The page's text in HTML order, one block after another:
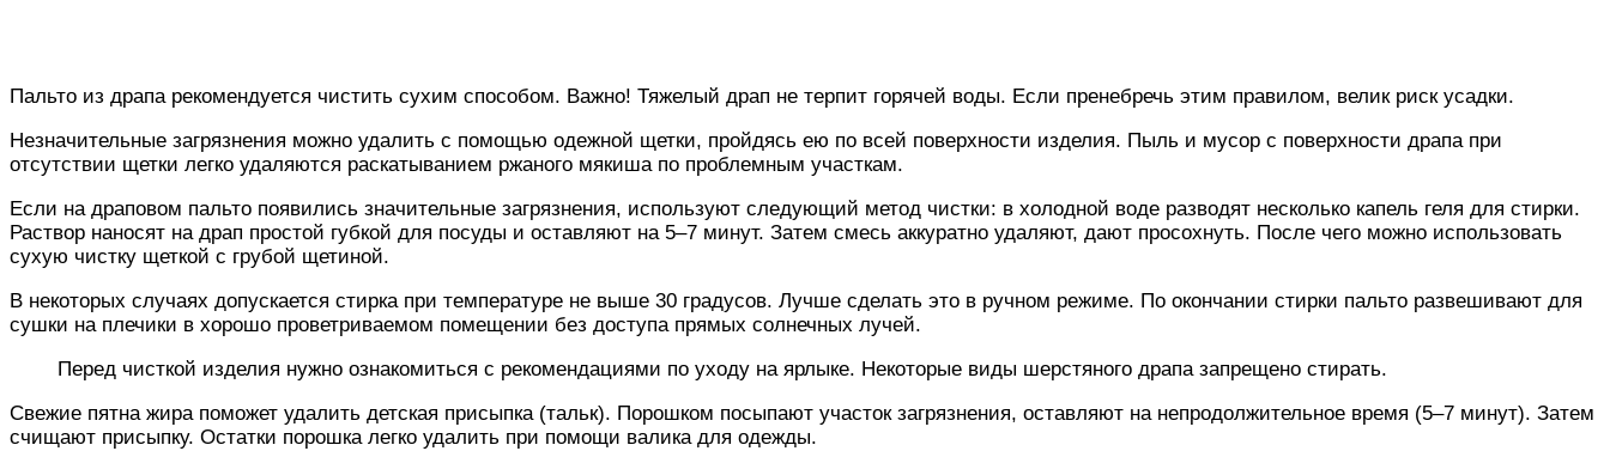
Пальто из драпа рекомендуется чистить сухим способом. Важно! Тяжелый драп не терпит горячей воды. Если пренебречь этим правилом, велик риск усадки.
Незначительные загрязнения можно удалить с помощью одежной щетки, пройдясь ею по всей поверхности изделия. Пыль и мусор с поверхности драпа при
отсутствии щетки легко удаляются раскатыванием ржаного мякиша по проблемным участкам.
Если на драповом пальто появились значительные загрязнения, используют следующий метод чистки: в холодной воде разводят несколько капель геля для стирки.
Раствор наносят на драп простой губкой для посуды и оставляют на 5–7 минут. Затем смесь аккуратно удаляют, дают просохнуть. После чего можно использовать
сухую чистку щеткой с грубой щетиной.
В некоторых случаях допускается стирка при температуре не выше 30 градусов. Лучше сделать это в ручном режиме. По окончании стирки пальто развешивают для
сушки на плечики в хорошо проветриваемом помещении без доступа прямых солнечных лучей.
Перед чисткой изделия нужно ознакомиться с рекомендациями по уходу на ярлыке. Некоторые виды шерстяного драпа запрещено стирать.
Свежие пятна жира поможет удалить детская присыпка (тальк). Порошком посыпают участок загрязнения, оставляют на непродолжительное время (5–7 минут). Затем
счищают присыпку. Остатки порошка легко удалить при помощи валика для одежды.